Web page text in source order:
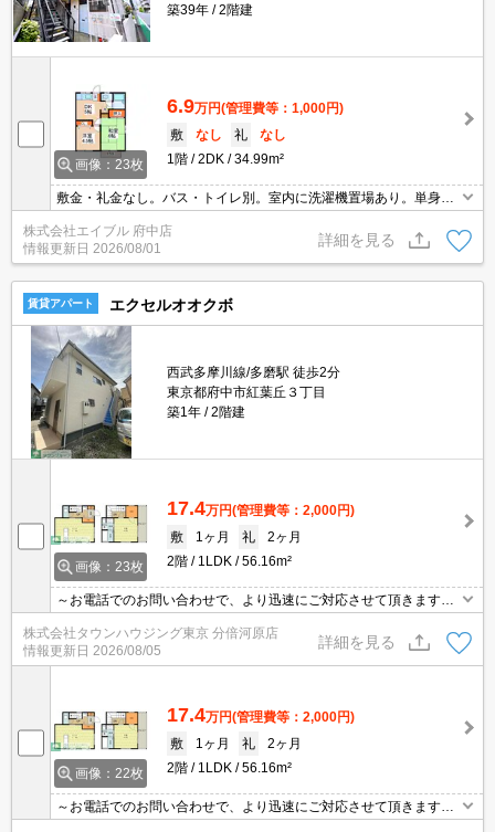
築39年
2階建
画像：23枚
6.9万円(管理費等：1,000円)
敷
なし 礼
なし
1階
2DK 34.99m²
敷金・礼金なし。バス・トイレ別。室内に洗濯機置場あり。単身の
株式会社エイブル 府中店
情報更新日 2026/08/01
詳細を見る
賃貸アパート エクセルオオクボ
西武多摩川線/多磨駅 徒歩2分
東京都府中市紅葉丘３丁目
築1年
2階建
画像：23枚
17.4万円(管理費等：2,000円)
敷
1ヶ月 礼
2ヶ月
2階
1LDK 56.16m²
～お電話でのお問い合わせで、より迅速にご対応させて頂きます～
株式会社タウンハウジング東京 分倍河原店
情報更新日 2026/08/05
詳細を見る
画像：22枚
17.4万円(管理費等：2,000円)
敷
1ヶ月 礼
2ヶ月
2階
1LDK 56.16m²
～お電話でのお問い合わせで、より迅速にご対応させて頂きます～